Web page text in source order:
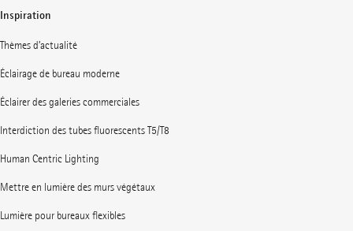
Inspiration
Thèmes d’actualité
Éclairage de bureau moderne
Éclairer des galeries commerciales
Interdiction des tubes fluorescents T5/T8
Human Centric Lighting
Mettre en lumière des murs végétaux
Lumière pour bureaux flexibles